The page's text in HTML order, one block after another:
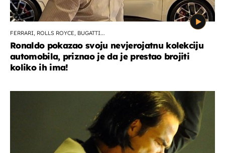
FERRARI, ROLLS ROYCE, BUGATTI...
Ronaldo pokazao svoju nevjerojatnu kolekciju
automobila, priznao je da je prestao brojiti
koliko ih ima!